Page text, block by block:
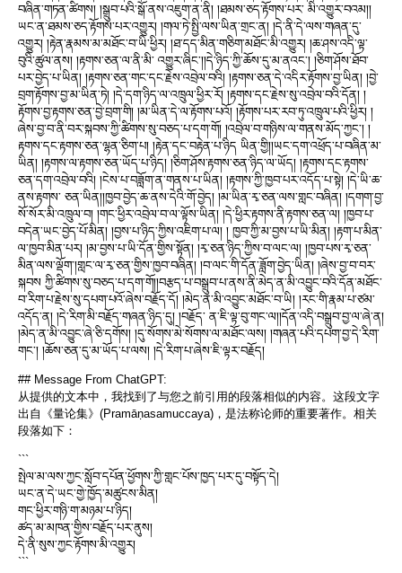
བཞིན་གཏན་ཚིགས། །སྒྲུབ་པའི་སྒོ་ནས་འཇུག་ན་ནི། །ཐམས་ཅད་རྟོགས་པར་ མི་འགྱུར་བའམ།།
ཡང་ན་ཐམས་ཅད་རྟོགས་པར་འགྱུར། །གལ་ཏེ་སྤྱི་ལས་ཡིན་གྲང་ན། །དེ་ནི་དེ་ལས་གཞན་དུ་
འགྱུར། །རྟེན་རྣམས་མ་མཐོང་བ་ཡི་ཕྱིར། །ཐ་དད་མིན་གཅིག་མཐོང་མི་འགྱུར། །ཆ་ཤས་འདི་ལྟ་
བུའི་ཚུལ་ནས། །རྟགས་ཅན་ལ་ནི་མི་ འགྱུར་ཞིང་།།དེ་ཉིད་ཀྱི་ཆོས་དུ་མ་ནའང་། །ཅིག་ཤོས་ཐོབ་
པར་བྱེད་པ་ཡིན། །རྟགས་ཅན་གང་དང་རྗེས་འབྲེལ་བའི། །རྟགས་ཅན་དེ་འདིར་རྟོགས་བྱ་ཡིན། །བྱེ་
བྲག་རྟོགས་བྱ་མ་ཡིན་ཏེ། །དེ་དག་ཉིད་ལ་འཁྲུལ་ཕྱིར་རོ། །རྟགས་དང་རྗེས་སུ་འབྲེལ་བའི་དོན། །
རྟོགས་བྱ་རྟགས་ཅན་བྱེ་བྲག་གི། །མ་ཡིན་དེ་ལ་རྟོགས་པའོ། །རྟོགས་པར་རབ་ཏུ་འཁྲུལ་པའི་ཕྱིར། །
ཞེས་བྱ་བ་ནི་བར་སྐབས་ཀྱི་ཚིགས་སུ་བཅད་པ་དག་གོ། །འབྲེལ་བ་གཉིས་ལ་གནས་མོད་ཀྱང་། །
རྟགས་དང་རྟགས་ཅན་ལྷན་ཅིག་པ། །རྟེན་དང་བརྟེན་པ་ཉིད ཡིན་གྱི།།ཡང་དག་འཕྲོད་པ་བཞིན་མ་
ཡིན། །རྟགས་ལ་རྟགས་ཅན་ཡོད་པ་ཉིད། །ཅིག་ཤོས་རྟགས་ཅན་ཉིད་ལ་ཡོད། །རྟགས་དང་རྟགས་
ཅན་དག་འབྲེལ་བའི། །ངེས་པ་བཟློག་ན་གནས་པ་ཡིན། །རྟགས་ཀྱི་ཁྱབ་པར་འདོད་པ་སྟེ། །དེ་ཡི་ཆ་
ནས་རྟགས་ ཅན་ཡིན།།ཁྱབ་བྱེད་ཆ་ནས་དེའི་གོ་བྱེད། །མ་ཡིན་རྭ་ཅན་ལས་གླང་བཞིན། །དགག་བྱ་
སོ་སོར་མི་འཁྲུལ་བ། །གང་ཕྱིར་འབྲེལ་བ་ལ་ལྟོས་ཡིན། །དེ་ཕྱིར་རྟགས་ནི་རྟགས་ཅན་ལ། །ཁྱབ་པ་
བདེན་ཡང་བྱེད་པོ་མིན། །བྱས་པ་ཉིད་ཀྱིས་འཇིག་པ་ལ། ། ཁྱབ་ཀྱི་མ་བྱས་པ་ཡི་མིན། །རྟག་པ་མིན་
ལ་ཁྱབ་མིན་པར། །མ་བྱས་པ་ཡི་དོན་གྱིས་སྟོན། །རྭ་ཅན་ཉིད་ཀྱིས་བ་ལང་ལ། །ཁྱབ་པས་རྭ་ཅན་
མིན་ལས་ལྡོག་།གླང་ལ་རྭ་ཅན་གྱིས་ཁྱབ་བཞིན། །བ་ལང་གི་དོན་ཟློག་བྱེད་ཡིན། །ཞེས་བྱ་བ་བར་
སྐབས ཀྱི་ཚིགས་སུ་བཅད་པ་དག་གོ།།བརྩད་པ་བསྒྲུབ་པ་ནས་ནི་མེད་ན་མི་འབྱུང་བའི་དོན་མཐོང་
བ་རིག་པ་རྗེས་སུ་དཔག་པའོ་ཞེས་བརྗོད་དོ། །མེད་ན་མི་འབྱུང་མཐོང་བ་ཡི། །རང་གི་རྣམ་པ་ཙམ་
འདོད་ན། །དེ་རིག་མི་བརྗོད་གཞན་ཉིད་དུ། །བརྗོད་ ན་ཇི་ལྟ་བུ་གང་ལ།།དོན་འདི་བསྒྲུབ་བྱ་ལ་ཞེ་ན།
།མེད་ན་མི་འབྱུང་ཞེ་ཅི་དགོས། །དུ་སོགས་མེ་སོགས་ལ་མཐོང་ལས། །གཞན་པའི་དཔག་བྱ་དེ་རིག་
གང་། །ཆོས་ཅན་དུ་མ་ཡོད་པ་ལས། །དེ་རིག་པ་ཞེས་ཇི་ལྟར་བརྗོད།
## Message From ChatGPT:
从提供的文本中，我找到了与您之前引用的段落相似的内容。这段文字
出自《量论集》(Pramāṇasamuccaya)，是法称论师的重要著作。相关
段落如下：
```
སྤེལ་མ་ལས་ཀྱང་སློབ་དཔོན་ཕྱོགས་ཀྱི་གླང་པོས་ཁྱད་པར་དུ་བསྟོད་དེ།
ཡང་ན་དེ་ཡང་གྱེ་ཁྱོད་མཚུངས་མིན།
གང་ཕྱིར་གཉི་ག་མཉམ་པ་ཉིད།
ཚད་མ་མཁན་གྱིས་བརྗོད་པར་ནུས།
དེ་ནི་སུས་ཀྱང་རྟོགས་མི་འགྱུར།
```